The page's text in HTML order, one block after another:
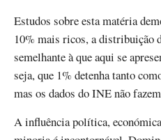
Estudos sobre esta matéria
10% mais ricos, a distribuição
semelhante à que aqui se
seja, que 1% detenha tanto
mas os dados do INE não
A influência política,